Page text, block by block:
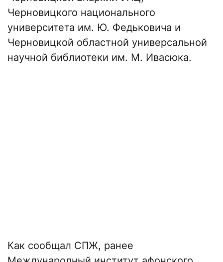
Черновицкого национального
университета им. Ю. Федьковича и
Черновицкой областной универсальной
научной библиотеки им. М. Ивасюка.
Как сообщал СПЖ, ранее